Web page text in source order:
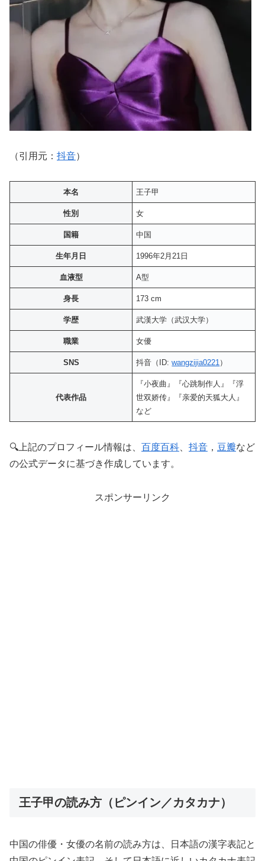
（引用元： 抖音）
本名 王子甲
性別 女
国籍 中国
生年月日 1996年2月21日
血液型 A型
身長 173 cm
学歴 武漢大学（武汉大学）
職業 女優
SNS 抖音（ID:wangzijia0221）
代表作品
『小夜曲』『心跳制作人』『浮
世双娇传』『亲爱的天狐大人』
など
🔍上記のプロフィール情報は、 百度百科 抖音 ， 豆瓣など
の公式データに基づき作成しています。
スポンサーリンク
王子甲の読み方（ピンイン／カタカナ）
中国の俳優・女優の名前の読み方は、日本語の漢字表記と